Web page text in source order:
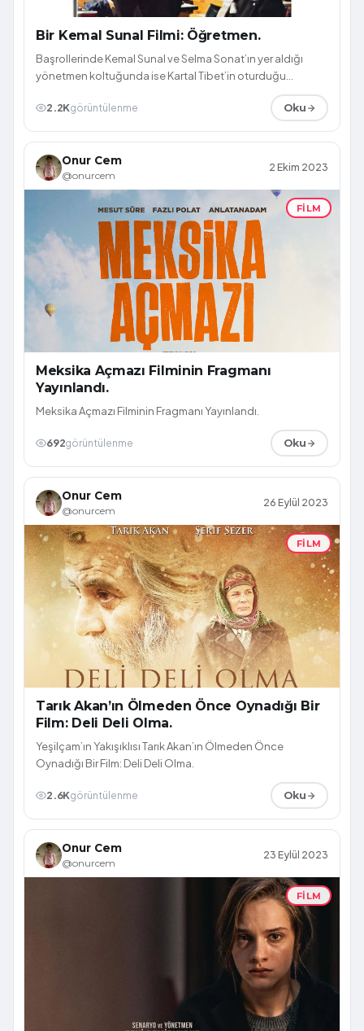
Bir Kemal Sunal Filmi: Öğretmen.
Başrollerinde Kemal Sunal ve Selma Sonat’ın yer aldığı
yönetmen koltuğunda ise Kartal Tibet’in oturduğu
2.2Kgörüntülenme Oku
Onur Cem
@onurcem
2 Ekim 2023
FILM
Meksika Açmazı Filminin Fragmanı
Yayınlandı.
Meksika Açmazı Filminin Fragmanı Yayınlandı.
692görüntülenme Oku
Onur Cem
@onurcem
26 Eylül 2023
FILM
Tarık Akan’ın Ölmeden Önce Oynadığı Bir
Film: Deli Deli Olma.
Yeşilçam’ın Yakışıklısı Tarık Akan’ın Ölmeden Önce
Oynadığı Bir Film: Deli Deli Olma.
2.6Kgörüntülenme Oku
Onur Cem
@onurcem
23 Eylül 2023
FILM